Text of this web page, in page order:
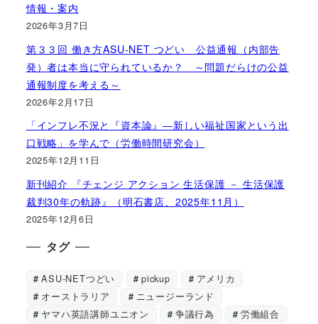
情報・案内
2026年3月7日
第３３回 働き方ASU-NET つどい 公益通報（内部告
発）者は本当に守られているか？ ～問題だらけの公益
通報制度を考える～
2026年2月17日
「インフレ不況と『資本論』―新しい福祉国家という出
口戦略」を学んで（労働時間研究会）
2025年12月11日
新刊紹介 『チェンジ アクション 生活保護 － 生活保護
裁判30年の軌跡』（明石書店、2025年11月）
2025年12月6日
タグ
ASU-NETつどい pickup
アメリカ
オーストラリア
ニュージーランド
ヤマハ英語講師ユニオン
争議行為
労働組合